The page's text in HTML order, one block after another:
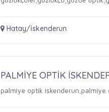
Hatay/İskenderun
PALMİYE OPTİK
palmiye optik iskenderun,palmiye